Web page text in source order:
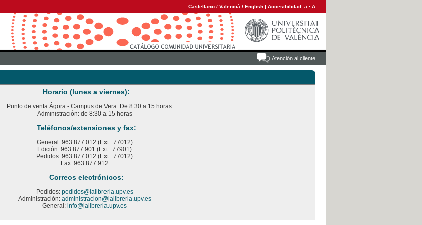
Castellano / Valencià / English | Accesibilidad: a · A
Atención al cliente
Horario (lunes a viernes):
Punto de venta Ágora - Campus de Vera: De 8:30 a 15 horas
Administración: de 8:30 a 15 horas
Teléfonos/extensiones y fax:
General: 963 877 012 (Ext.: 77012)
Edición: 963 877 901 (Ext.: 77901)
Pedidos: 963 877 012 (Ext.: 77012)
Fax: 963 877 912
Correos electrónicos:
Pedidos: pedidos@lalibreria.upv.es
Administración: administracion@lalibreria.upv.es
General: info@lalibreria.upv.es